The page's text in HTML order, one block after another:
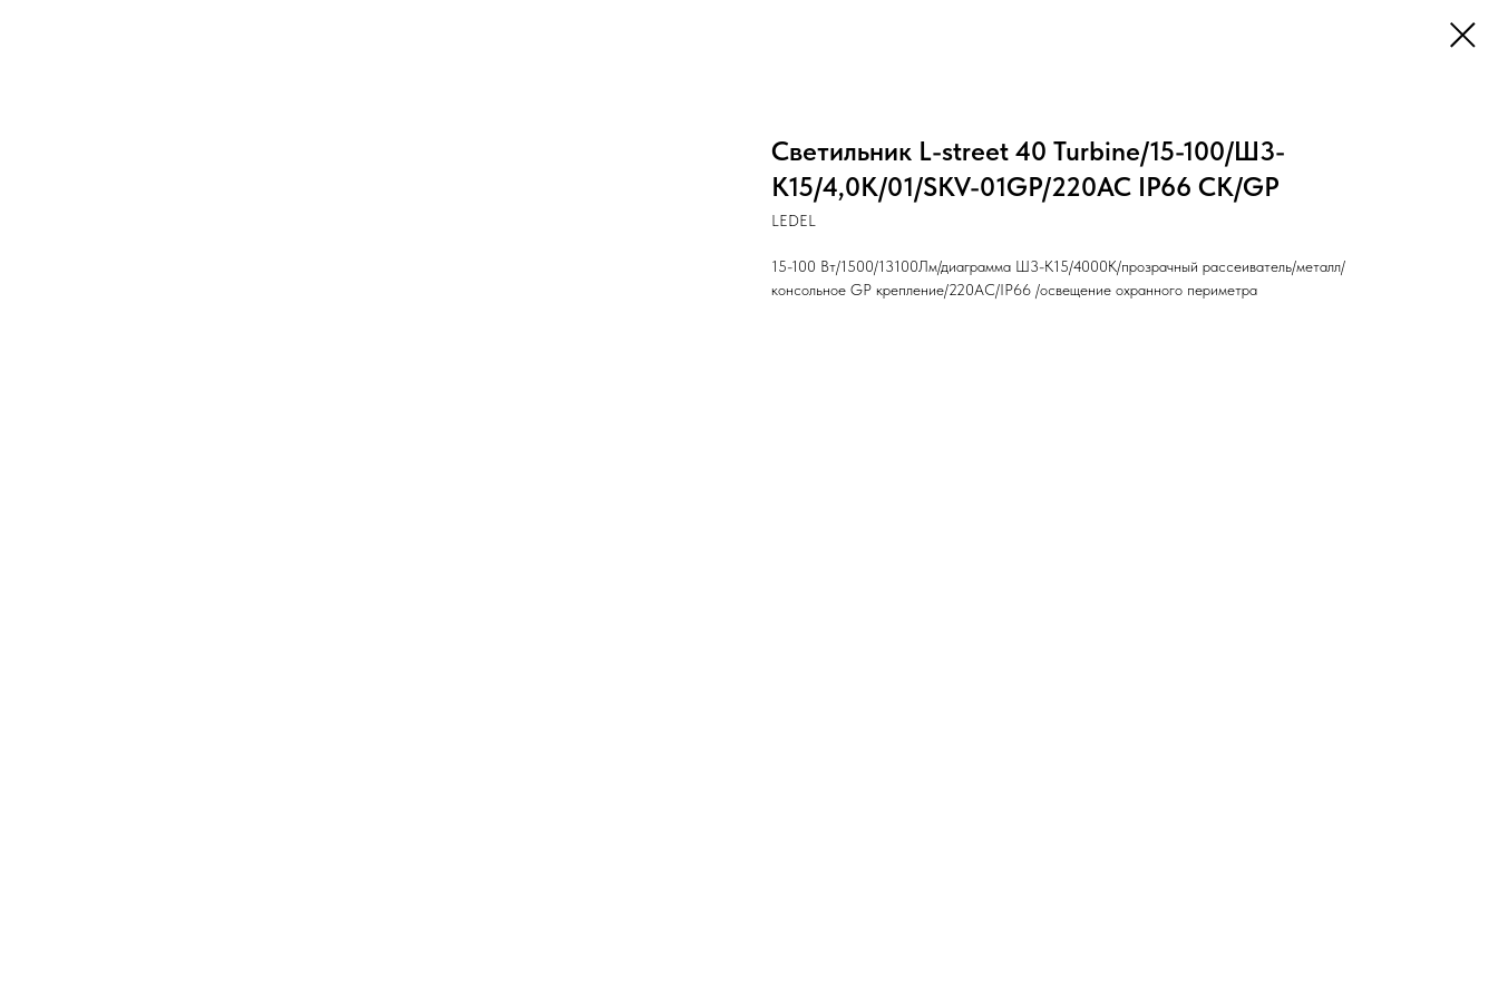
Светильник L-street 40 Turbine/15-100/Ш3-
К15/4,0K/01/SKV-01GP/220AC IP66 СК/GP
LEDEL
15-100 Вт/1500/13100Лм/диаграмма Ш3-К15/4000K/прозрачный рассеиватель/металл/
консольное GP крепление/220AC/IP66 /освещение охранного периметра